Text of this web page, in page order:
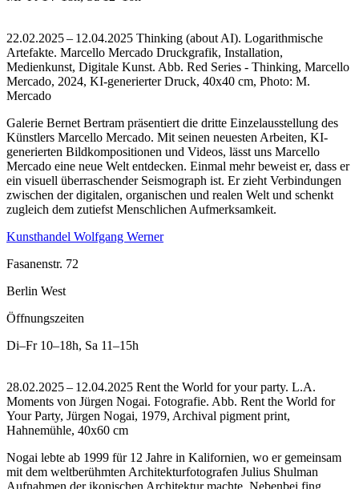
22.02.2025 – 12.04.2025 Thinking (about AI). Logarithmische
Artefakte. Marcello Mercado Druckgrafik, Installation,
Medienkunst, Digitale Kunst. Abb. Red Series - Thinking, Marcello
Mercado, 2024, KI-generierter Druck, 40x40 cm, Photo: M.
Mercado
Galerie Bernet Bertram präsentiert die dritte Einzelausstellung des
Künstlers Marcello Mercado. Mit seinen neuesten Arbeiten, KI-
generierten Bildkompositionen und Videos, lässt uns Marcello
Mercado eine neue Welt entdecken. Einmal mehr beweist er, dass er
ein visuell überraschender Seismograph ist. Er zieht Verbindungen
zwischen der digitalen, organischen und realen Welt und schenkt
zugleich dem zutiefst Menschlichen Aufmerksamkeit.
Kunsthandel Wolfgang Werner
Fasanenstr. 72
Berlin West
Öffnungszeiten
Di–Fr 10–18h, Sa 11–15h
28.02.2025 – 12.04.2025 Rent the World for your party. L.A.
Moments von Jürgen Nogai. Fotografie. Abb. Rent the World for
Your Party, Jürgen Nogai, 1979, Archival pigment print,
Hahnemühle, 40x60 cm
Nogai lebte ab 1999 für 12 Jahre in Kalifornien, wo er gemeinsam
mit dem weltberühmten Architekturfotografen Julius Shulman